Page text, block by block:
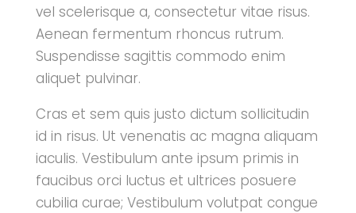
vel scelerisque a, consectetur vitae risus.
Aenean fermentum rhoncus rutrum.
Suspendisse sagittis commodo enim
aliquet pulvinar.
Cras et sem quis justo dictum sollicitudin
id in risus. Ut venenatis ac magna aliquam
iaculis. Vestibulum ante ipsum primis in
faucibus orci luctus et ultrices posuere
cubilia curae; Vestibulum volutpat congue